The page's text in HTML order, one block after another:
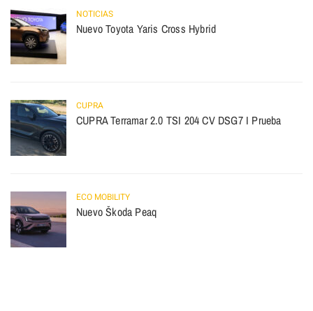
NOTICIAS
Nuevo Toyota Yaris Cross Hybrid
CUPRA
CUPRA Terramar 2.0 TSI 204 CV DSG7 I Prueba
ECO MOBILITY
Nuevo Škoda Peaq